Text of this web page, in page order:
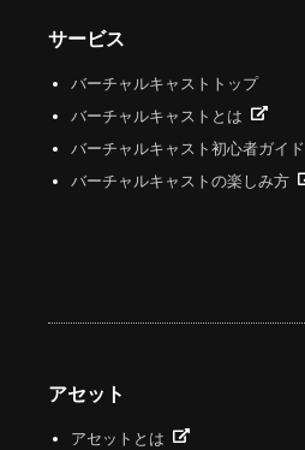
サービス
バーチャルキャストトップ
バーチャルキャストとは
バーチャルキャスト初心者ガイド
バーチャルキャストの楽しみ方
アセット
アセットとは